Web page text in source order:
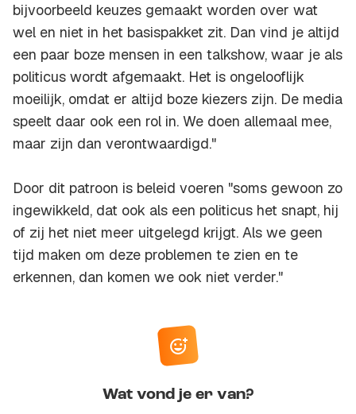
bijvoorbeeld keuzes gemaakt worden over wat
wel en niet in het basispakket zit. Dan vind je altijd
een paar boze mensen in een talkshow, waar je als
politicus wordt afgemaakt. Het is ongelooflijk
moeilijk, omdat er altijd boze kiezers zijn. De media
speelt daar ook een rol in. We doen allemaal mee,
maar zijn dan verontwaardigd."
Door dit patroon is beleid voeren "soms gewoon zo
ingewikkeld, dat ook als een politicus het snapt, hij
of zij het niet meer uitgelegd krijgt. Als we geen
tijd maken om deze problemen te zien en te
erkennen, dan komen we ook niet verder."
Wat vond je er van?